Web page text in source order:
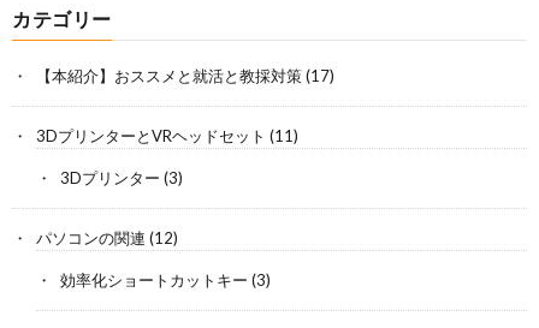
カテゴリー
【本紹介】おススメと就活と教採対策(17)
3DプリンターとVRヘッドセット (11)
3Dプリンター (3)
パソコンの関連 (12)
効率化ショートカットキー (3)